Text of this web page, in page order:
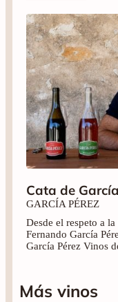
Cata de
Naturaleza
GARCÍA PÉREZ
Desde el respeto a
Fernando García
García Pérez Vinos
Vinos de la
Más vinos